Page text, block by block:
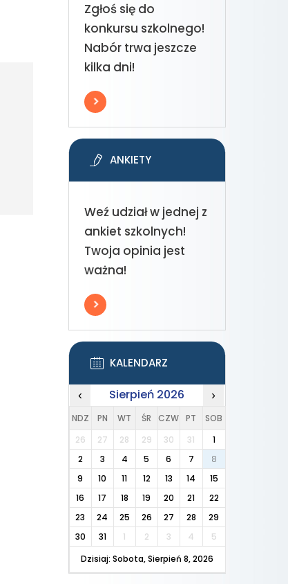
Zgłoś się do
konkursu szkolnego!
Nabór trwa jeszcze
kilka dni!
ANKIETY
Weź udział w jednej z
ankiet szkolnych!
Twoja opinia jest
ważna!
KALENDARZ
‹ Sierpień 2026 ›
NDZ PN WT ŚR CZW PT
SOB
26
27 28 29 30 31
1
2
3 4 5 6 7
8
9
10 11 12 13 14
15
16
17 18 19 20 21
22
23
24 25 26 27 28
29
30
31 1 2 3 4
5
Dzisiaj: Sobota, Sierpień 8, 2026